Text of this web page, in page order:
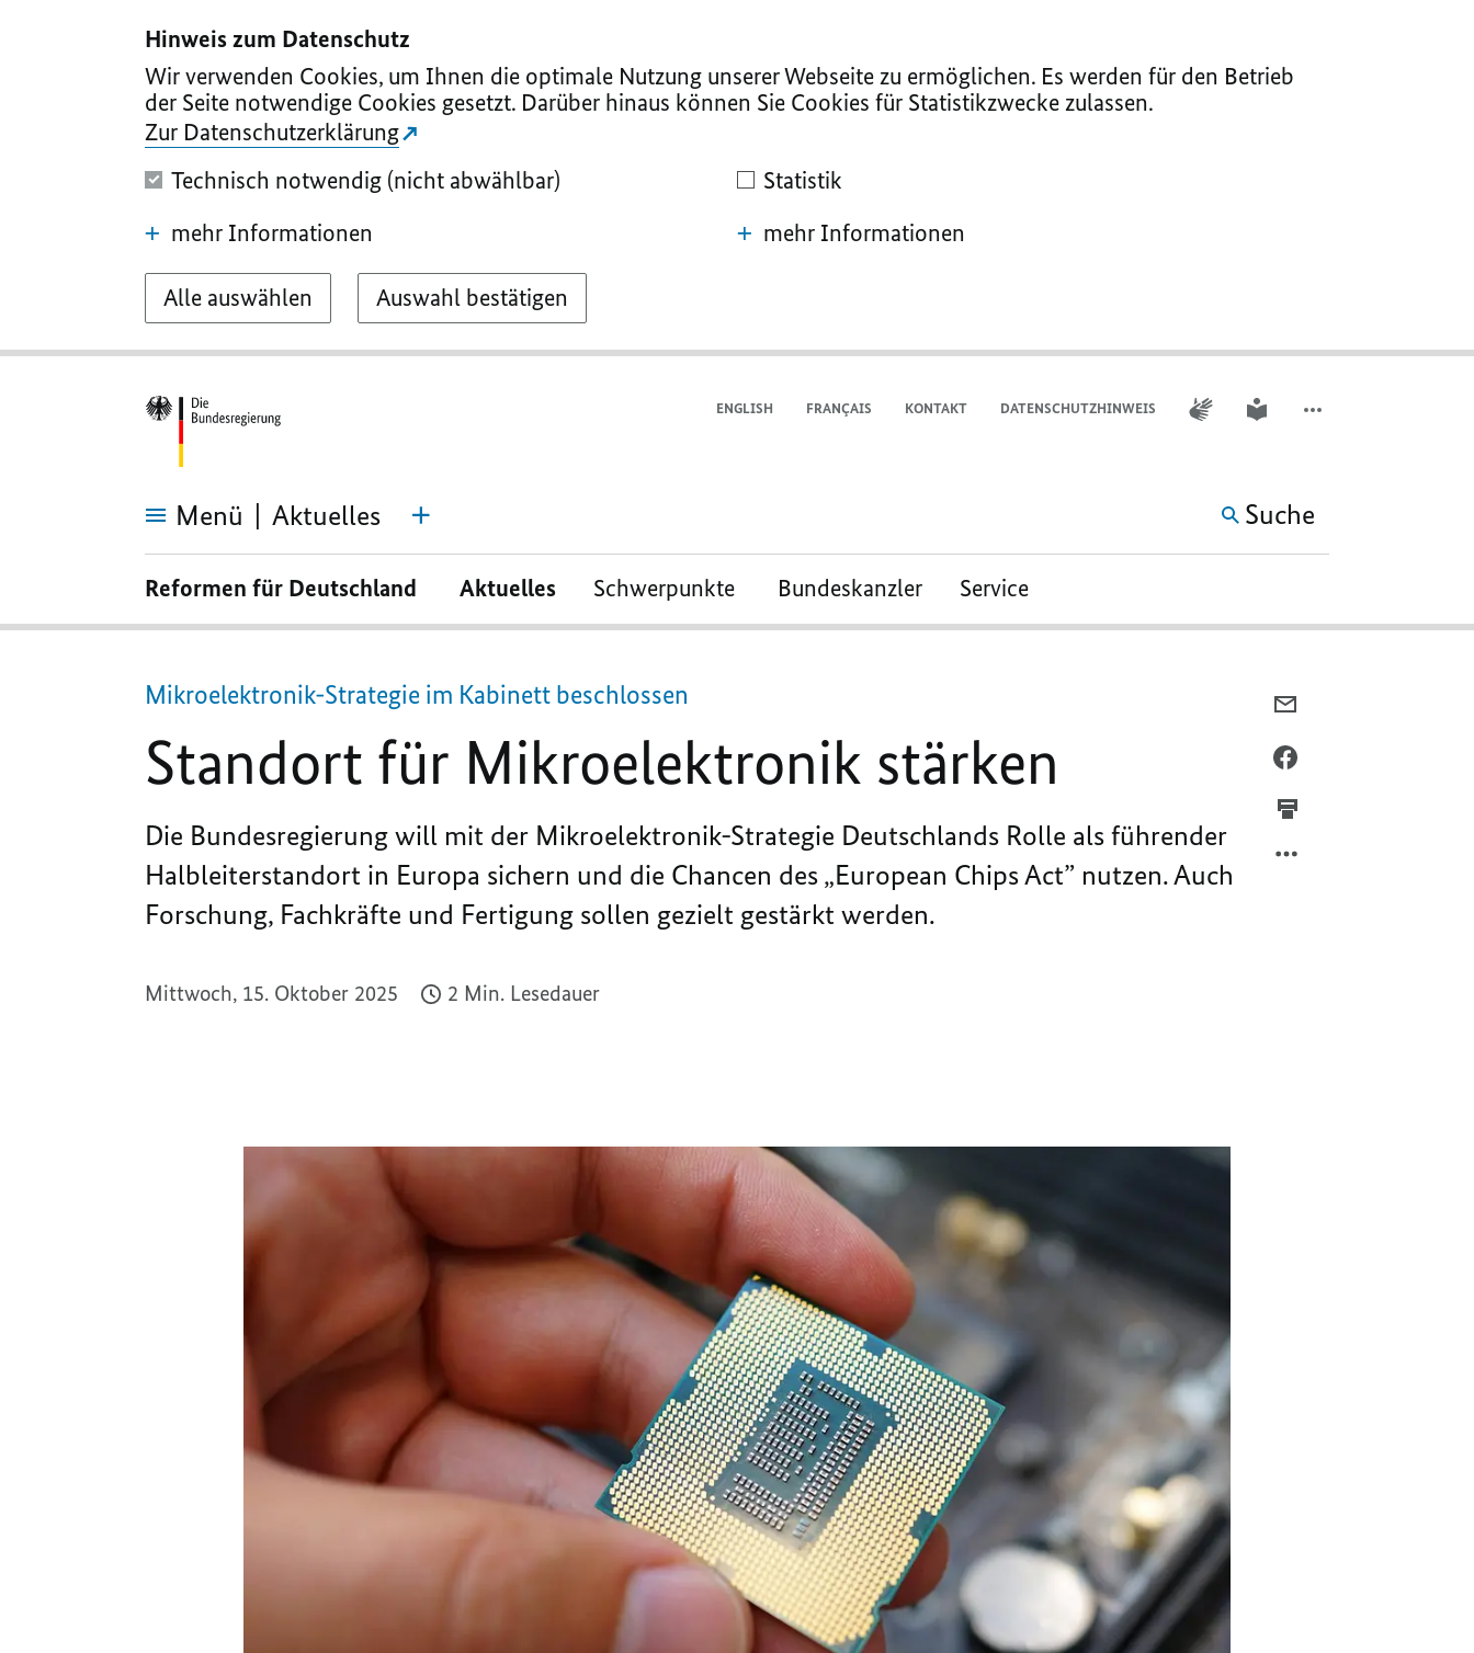
Hinweis zum Datenschutz
Wir verwenden Cookies, um Ihnen die optimale Nutzung unserer Webseite zu ermöglichen. Es werden für den Betrieb
der Seite notwendige Cookies gesetzt. Darüber hinaus können Sie Cookies für Statistikzwecke zulassen.
Zur Datenschutzerklärung
Technisch notwendig (nicht abwählbar)
mehr Informationen
Statistik
mehr Informationen
Alle auswählen Auswahl bestätigen
ENGLISH FRANÇAIS KONTAKT DATENSCHUTZHINWEIS GEBÄRDENSPRACHE
LEICHTE SPRACHE
Menü Aktuelles Suche
Mikroelektronik
stärken
Reformen für Deutschland Aktuelles Schwerpunkte Bundeskanzler Service
Mikroelektronik-Strategie im Kabinett beschlossen
Standort für Mikroelektronik stärken
Die Bundesregierung will mit der Mikroelektronik-Strategie Deutschlands Rolle als führender
Halbleiterstandort in Europa sichern und die Chancen des „European Chips Act” nutzen. Auch
Forschung, Fachkräfte und Fertigung sollen gezielt gestärkt werden.
Mittwoch, 15. Oktober 2025 2 Min. Lesedauer